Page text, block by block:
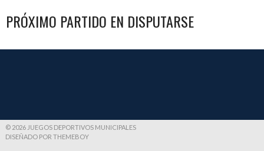
PRÓXIMO PARTIDO EN DISPUTARSE
© 2026 JUEGOS DEPORTIVOS MUNICIPALES
DISEÑADO POR THEMEBOY